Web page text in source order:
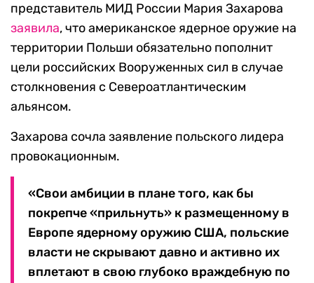
представитель МИД России Мария Захарова
заявила, что американское ядерное оружие на
территории Польши обязательно пополнит
цели российских Вооруженных сил в случае
столкновения с Североатлантическим
альянсом.
Захарова сочла заявление польского лидера
провокационным.
«Свои амбиции в плане того, как бы
покрепче «прильнуть» к размещенному в
Европе ядерному оружию США, польские
власти не скрывают давно и активно их
вплетают в свою глубоко враждебную по